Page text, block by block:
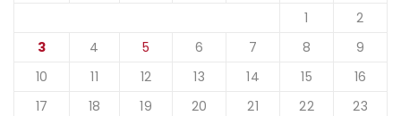
1
2
3
4 5 6 7 8
9
10
11 12 13 14 15
16
17
18 19 20 21 22
23